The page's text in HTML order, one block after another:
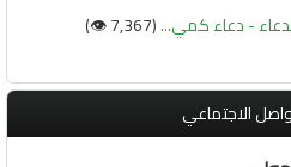
- دعاء كمي...(7,367 👁️)
الاجتماعي